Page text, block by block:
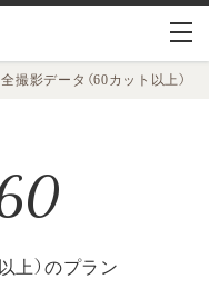
全撮影データ（60カット以上）
上）のプラン